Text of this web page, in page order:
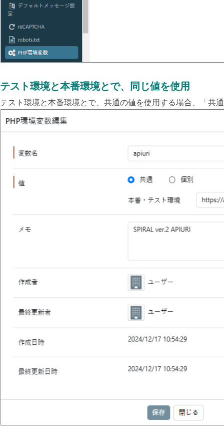
テスト環境と本番環境とで、同じ値を使用
テスト環境と本番環境とで、共通の値を使用する場合、「共